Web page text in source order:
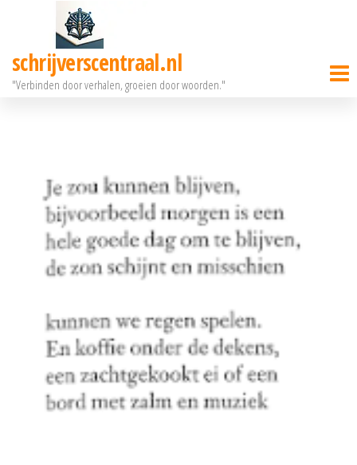
deschrijverscentraal.nl
"Verbinden door verhalen, groeien door woorden."